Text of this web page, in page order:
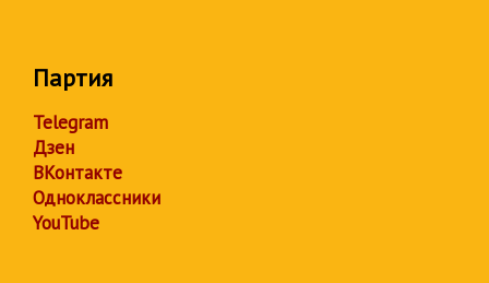
Партия
Telegram
Дзен
ВКонтакте
Одноклассники
YouTube